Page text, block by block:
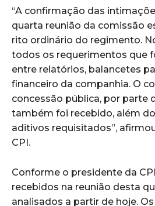
“A confirmação das
quarta reunião da comissão
rito ordinário do regimento.
todos os requerimentos que
entre relatórios, balancetes
financeiro da companhia. O
concessão pública, por parte
também foi recebido, além
aditivos requisitados”,
CPI.
Conforme o presidente da
recebidos na reunião desta
analisados a partir de hoje.